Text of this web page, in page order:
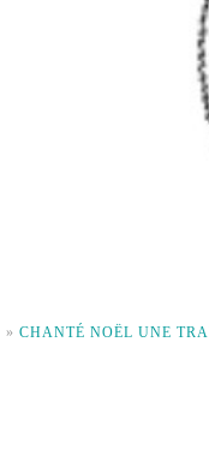
» CHANTÉ NOËL UNE